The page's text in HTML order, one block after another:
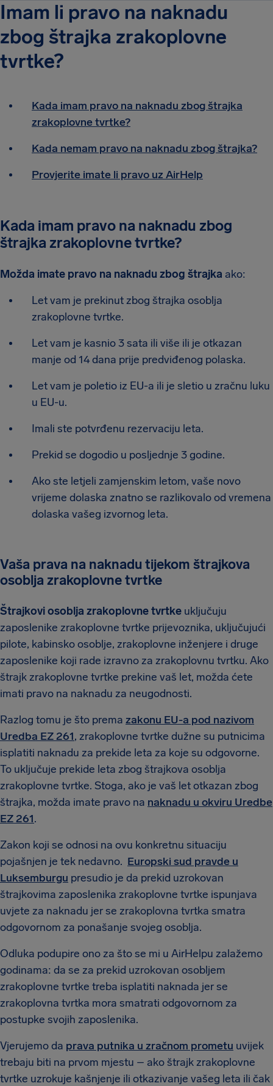
Imam li pravo na naknadu
zbog štrajka zrakoplovne
tvrtke?
Kada imam pravo na naknadu zbog štrajka
zrakoplovne tvrtke?
Kada nemam pravo na naknadu zbog štrajka?
Provjerite imate li pravo uz AirHelp
Kada imam pravo na naknadu zbog
štrajka zrakoplovne tvrtke?
Možda imate pravo na naknadu zbog štrajka ako:
Let vam je prekinut zbog štrajka osoblja
zrakoplovne tvrtke.
Let vam je kasnio 3 sata ili više ili je otkazan
manje od 14 dana prije predviđenog polaska.
Let vam je poletio iz EU-a ili je sletio u zračnu luku
u EU-u.
Imali ste potvrđenu rezervaciju leta.
Prekid se dogodio u posljednje 3 godine.
Ako ste letjeli zamjenskim letom, vaše novo
vrijeme dolaska znatno se razlikovalo od vremena
dolaska vašeg izvornog leta.
Vaša prava na naknadu tijekom štrajkova
osoblja zrakoplovne tvrtke
Štrajkovi osoblja zrakoplovne tvrtke uključuju
zaposlenike zrakoplovne tvrtke prijevoznika, uključujući
pilote, kabinsko osoblje, zrakoplovne inženjere i druge
zaposlenike koji rade izravno za zrakoplovnu tvrtku. Ako
štrajk zrakoplovne tvrtke prekine vaš let, možda ćete
imati pravo na naknadu za neugodnosti.
Razlog tomu je što prema zakonu EU-a pod nazivom
Uredba EZ 261, zrakoplovne tvrtke dužne su putnicima
isplatiti naknadu za prekide leta za koje su odgovorne.
To uključuje prekide leta zbog štrajkova osoblja
zrakoplovne tvrtke. Stoga, ako je vaš let otkazan zbog
štrajka, možda imate pravo na naknadu u okviru Uredbe
EZ 261.
Zakon koji se odnosi na ovu konkretnu situaciju
pojašnjen je tek nedavno. Europski sud pravde u
Luksemburgu presudio je da prekid uzrokovan
štrajkovima zaposlenika zrakoplovne tvrtke ispunjava
uvjete za naknadu jer se zrakoplovna tvrtka smatra
odgovornom za ponašanje svojeg osoblja.
Odluka podupire ono za što se mi u AirHelpu zalažemo
godinama: da se za prekid uzrokovan osobljem
zrakoplovne tvrtke treba isplatiti naknada jer se
zrakoplovna tvrtka mora smatrati odgovornom za
postupke svojih zaposlenika.
Vjerujemo da prava putnika u zračnom prometu uvijek
trebaju biti na prvom mjestu – ako štrajk zrakoplovne
tvrtke uzrokuje kašnjenje ili otkazivanje vašeg leta ili čak